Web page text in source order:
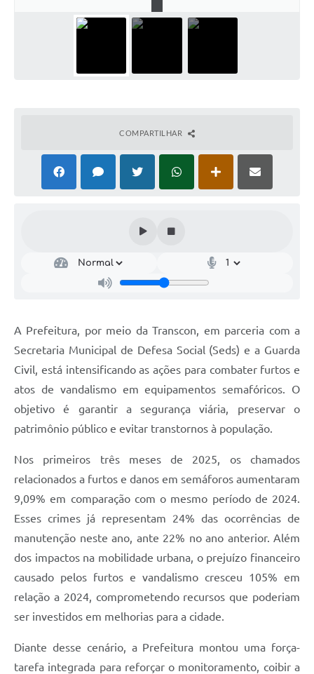
COMPARTILHAR
A Prefeitura, por meio da Transcon, em parceria com a
Secretaria Municipal de Defesa Social (Seds) e a Guarda
Civil, está intensificando as ações para combater furtos e
atos de vandalismo em equipamentos semafóricos. O
objetivo é garantir a segurança viária, preservar o
patrimônio público e evitar transtornos à população.
Nos primeiros três meses de 2025, os chamados
relacionados a furtos e danos em semáforos aumentaram
9,09% em comparação com o mesmo período de 2024.
Esses crimes já representam 24% das ocorrências de
manutenção neste ano, ante 22% no ano anterior. Além
dos impactos na mobilidade urbana, o prejuízo financeiro
causado pelos furtos e vandalismo cresceu 105% em
relação a 2024, comprometendo recursos que poderiam
ser investidos em melhorias para a cidade.
Diante desse cenário, a Prefeitura montou uma força-
tarefa integrada para reforçar o monitoramento, coibir a